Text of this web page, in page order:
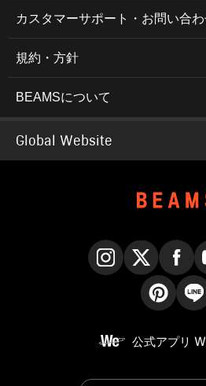
カスタマーサポート・お問い合
規約・方針
BEAMSについて
Global Website
公式アプリ